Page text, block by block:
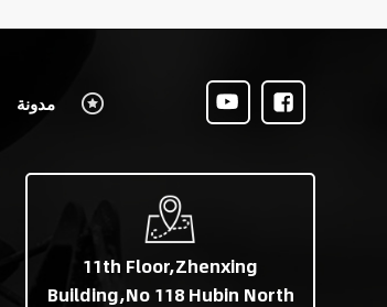
مدونة
11th Floor,Zhenxing
Building,No 118 Hubin North